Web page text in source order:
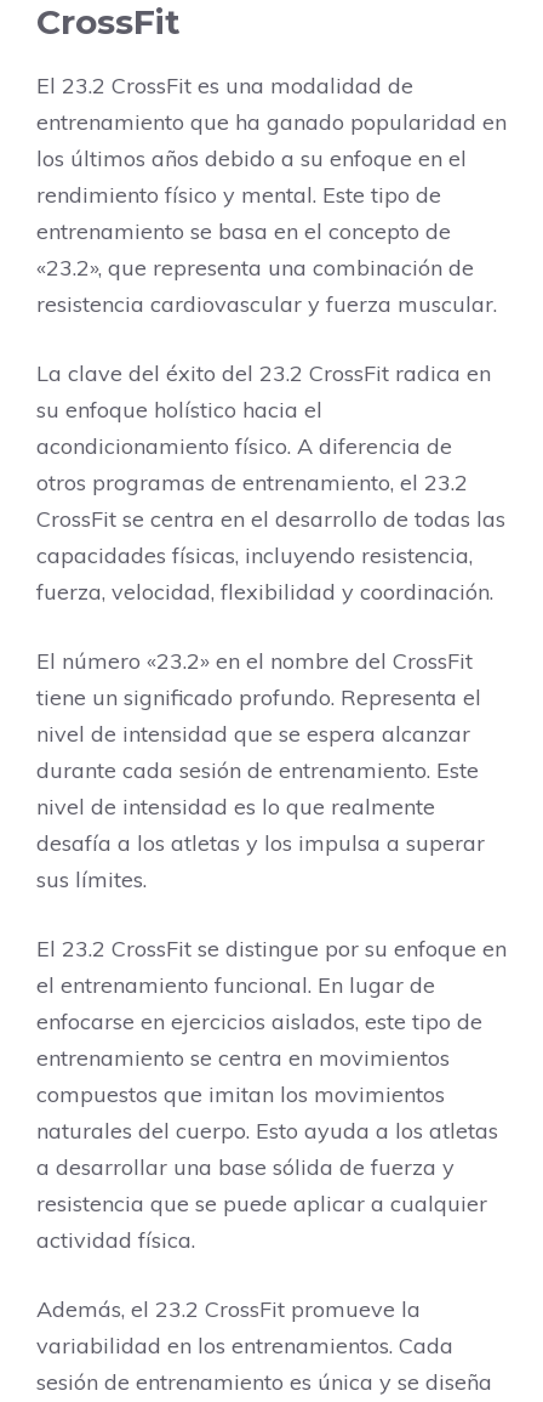
CrossFit
El 23.2 CrossFit es una modalidad de
entrenamiento que ha ganado popularidad en
los últimos años debido a su enfoque en el
rendimiento físico y mental. Este tipo de
entrenamiento se basa en el concepto de
«23.2», que representa una combinación de
resistencia cardiovascular y fuerza muscular.
La clave del éxito del 23.2 CrossFit radica en
su enfoque holístico hacia el
acondicionamiento físico. A diferencia de
otros programas de entrenamiento, el 23.2
CrossFit se centra en el desarrollo de todas las
capacidades físicas, incluyendo resistencia,
fuerza, velocidad, flexibilidad y coordinación.
El número «23.2» en el nombre del CrossFit
tiene un significado profundo. Representa el
nivel de intensidad que se espera alcanzar
durante cada sesión de entrenamiento. Este
nivel de intensidad es lo que realmente
desafía a los atletas y los impulsa a superar
sus límites.
El 23.2 CrossFit se distingue por su enfoque en
el entrenamiento funcional. En lugar de
enfocarse en ejercicios aislados, este tipo de
entrenamiento se centra en movimientos
compuestos que imitan los movimientos
naturales del cuerpo. Esto ayuda a los atletas
a desarrollar una base sólida de fuerza y ​​
resistencia que se puede aplicar a cualquier
actividad física.
Además, el 23.2 CrossFit promueve la
variabilidad en los entrenamientos. Cada
sesión de entrenamiento es única y se diseña